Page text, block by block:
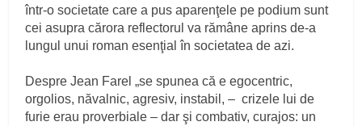
într-o societate care a pus aparenţele pe podium sunt
cei asupra cărora reflectorul va rămâne aprins de-a
lungul unui roman esenţial în societatea de azi.
Despre Jean Farel „se spunea că e egocentric,
orgolios, năvalnic, agresiv, instabil, – crizele lui de
furie erau proverbiale – dar şi combativ, curajos: un